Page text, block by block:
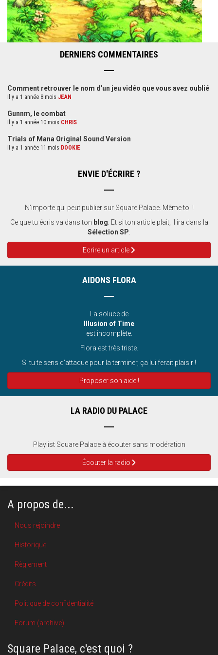
DERNIERS COMMENTAIRES
Comment retrouver le nom d'un jeu vidéo que vous avez oublié
Il y a 1 année 8 mois JEAN
Gunnm, le combat
Il y a 1 année 10 mois CHRIS
Trials of Mana Original Sound Version
Il y a 1 année 11 mois DOOKIE
ENVIE D'ÉCRIRE ?
N'importe qui peut publier sur Square Palace. Même toi !
Ce que tu écris va dans ton blog . Et si ton article plait, il ira dans la
Sélection SP
Ecrire un article
AIDONS FLORA
La soluce de
Illusion of Time
est incomplète.
Flora est très triste.
Si tu te sens d’attaque pour la terminer, ça lui ferait plaisir !
Proposer son aide !
LA RADIO DU PALACE
Playlist Square Palace à écouter sans modération
Écouter la radio
A propos de...
Nous rejoindre
Historique
Règlement
Crédits
Politique de confidentialité
Forum (archive)
Square Palace, c'est quoi ?